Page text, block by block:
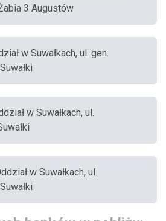
3 Augustów
w Suwałkach, ul. gen.
w Suwałkach, ul.
w Suwałkach, ul.